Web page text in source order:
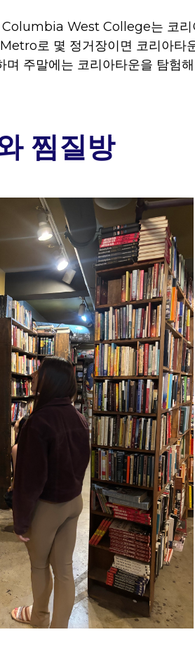
Columbia West College는 코리
로 몇 정거장이면 코리아타
주말에는 코리아타운을 탐험
찜질방